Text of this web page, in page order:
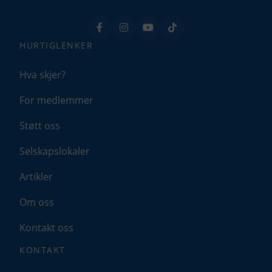
HURTIGLENKER
Hva skjer?
For medlemmer
Støtt oss
Selskapslokaler
Artikler
Om oss
Kontakt oss
KONTAKT
Ikke tillat analyse
Preferanser
Med denne får du tilpassede opplevelser på
nettsidene våre som gir økt funksjonalitet og
Ikke tillat preferanser
relevante annonser basert på din aktivitet hos
annonse fra oss på en nettavis eller på